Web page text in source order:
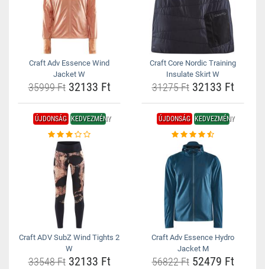
Craft Adv Essence Wind
Jacket W
35999 Ft32133 Ft
Craft Core Nordic Training
Insulate Skirt W
31275 Ft32133 Ft
ÚJDONSÁG KEDVEZMÉNY
Craft ADV SubZ Wind Tights 2
W
33548 Ft32133 Ft
ÚJDONSÁG KEDVEZMÉNY
Craft Adv Essence Hydro
Jacket M
56822 Ft52479 Ft